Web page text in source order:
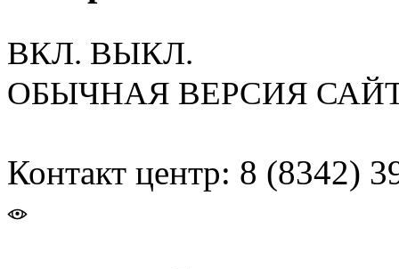
ВКЛ. ВЫКЛ.
ОБЫЧНАЯ ВЕРСИЯ
Контакт центр: 8 (8342)